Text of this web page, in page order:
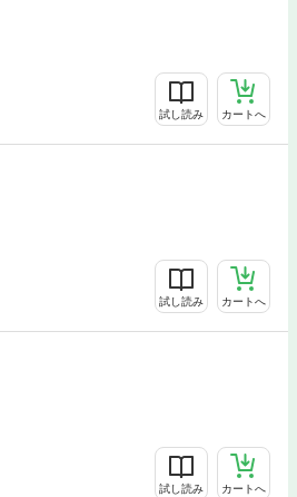
試し読み カートへ
試し読み カートへ
試し読み カートへ